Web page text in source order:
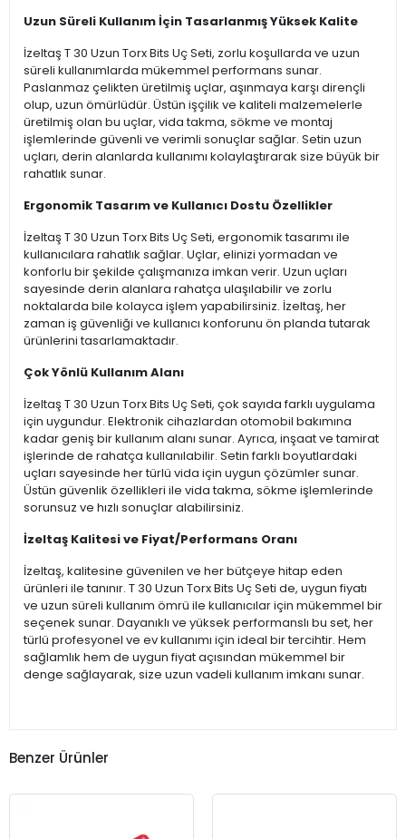
Uzun Süreli Kullanım İçin Tasarlanmış Yüksek Kalite
İzeltaş T 30 Uzun Torx Bits Uç Seti, zorlu koşullarda ve uzun
süreli kullanımlarda mükemmel performans sunar.
Paslanmaz çelikten üretilmiş uçlar, aşınmaya karşı dirençli
olup, uzun ömürlüdür. Üstün işçilik ve kaliteli malzemelerle
üretilmiş olan bu uçlar, vida takma, sökme ve montaj
işlemlerinde güvenli ve verimli sonuçlar sağlar. Setin uzun
uçları, derin alanlarda kullanımı kolaylaştırarak size büyük bir
rahatlık sunar.
Ergonomik Tasarım ve Kullanıcı Dostu Özellikler
İzeltaş T 30 Uzun Torx Bits Uç Seti, ergonomik tasarımı ile
kullanıcılara rahatlık sağlar. Uçlar, elinizi yormadan ve
konforlu bir şekilde çalışmanıza imkan verir. Uzun uçları
sayesinde derin alanlara rahatça ulaşılabilir ve zorlu
noktalarda bile kolayca işlem yapabilirsiniz. İzeltaş, her
zaman iş güvenliği ve kullanıcı konforunu ön planda tutarak
ürünlerini tasarlamaktadır.
Çok Yönlü Kullanım Alanı
İzeltaş T 30 Uzun Torx Bits Uç Seti, çok sayıda farklı uygulama
için uygundur. Elektronik cihazlardan otomobil bakımına
kadar geniş bir kullanım alanı sunar. Ayrıca, inşaat ve tamirat
işlerinde de rahatça kullanılabilir. Setin farklı boyutlardaki
uçları sayesinde her türlü vida için uygun çözümler sunar.
Üstün güvenlik özellikleri ile vida takma, sökme işlemlerinde
sorunsuz ve hızlı sonuçlar alabilirsiniz.
İzeltaş Kalitesi ve Fiyat/Performans Oranı
İzeltaş, kalitesine güvenilen ve her bütçeye hitap eden
ürünleri ile tanınır. T 30 Uzun Torx Bits Uç Seti de, uygun fiyatı
ve uzun süreli kullanım ömrü ile kullanıcılar için mükemmel bir
seçenek sunar. Dayanıklı ve yüksek performanslı bu set, her
türlü profesyonel ve ev kullanımı için ideal bir tercihtir. Hem
sağlamlık hem de uygun fiyat açısından mükemmel bir
denge sağlayarak, size uzun vadeli kullanım imkanı sunar.
Benzer Ürünler